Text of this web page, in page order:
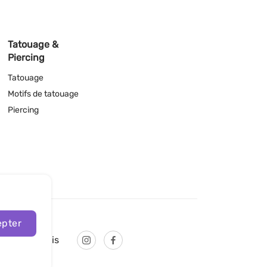
Tatouage &
Piercing
Tatouage
Motifs de tatouage
Piercing
Français